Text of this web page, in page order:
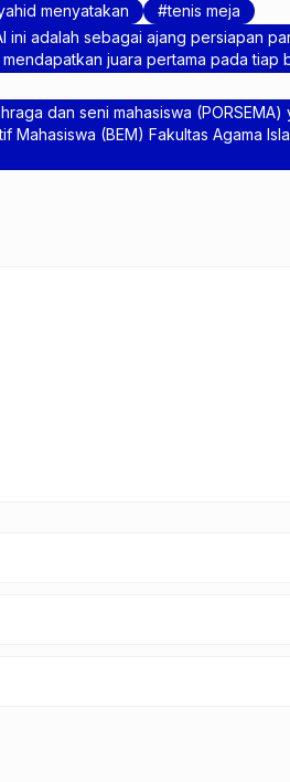
menyatakan
tenis meja
ini adalah sebagai ajang persiapan
juara pertama pada tiap
dan seni mahasiswa
Mahasiswa (BEM) Fakultas Agama